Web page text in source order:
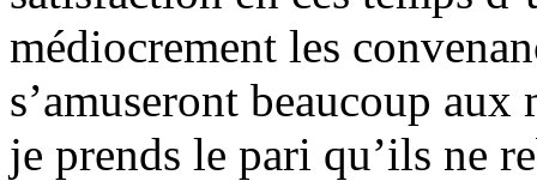
médiocrement les
s’amuseront beaucoup
je prends le pari qu’ils ne